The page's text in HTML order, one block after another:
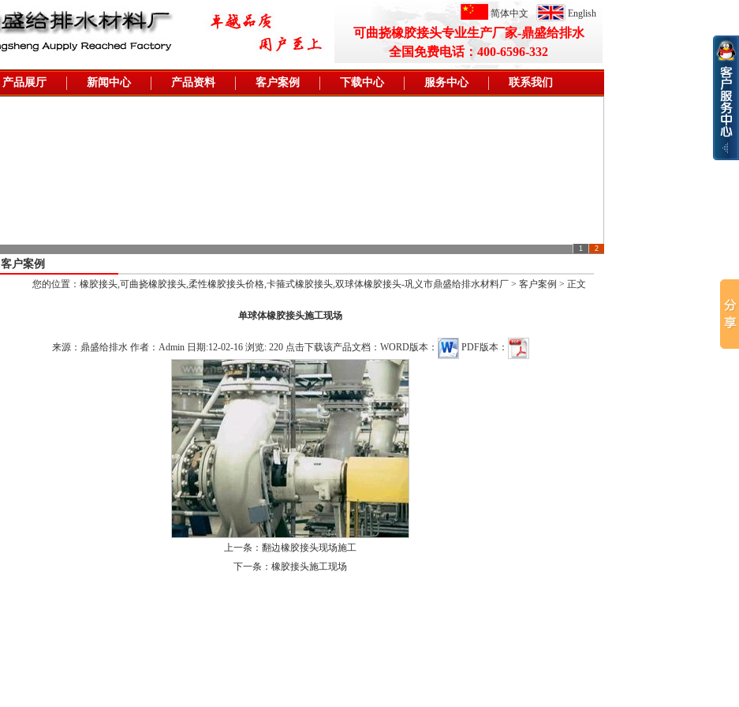
简体中文 English
可曲挠橡胶接头专业生产厂家-鼎盛给排水
全国免费电话：400-6596-332
产品展厅 新闻中心 产品资料 客户案例 下载中心 服务中心 联系我们
1 2
客户案例
您的位置： 橡胶接头,可曲挠橡胶接头,柔性橡胶接头价格,卡箍式橡胶接头,双球体橡胶接头-巩义市鼎盛给排水材料厂 > 客户案例 > 正文
单球体橡胶接头施工现场
来源：鼎盛给排水 作者：Admin 日期:12-02-16 浏览: 220 点击下载该产品文档： WORD版本： PDF版本：
上一条： 翻边橡胶接头现场施工
下一条： 橡胶接头施工现场